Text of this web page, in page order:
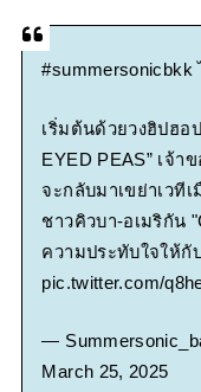
Powered by livedoor 相互
#summersonicbkk
เริ่มต้นด้วยวงฮิปฮอ
EYED PEAS” เจ้า
จะกลับมาเขย่าเวที
ชาวคิวบา-อเมริกัน
ความประทับใจให้
pic.twitter.com/
—
March 25, 2025